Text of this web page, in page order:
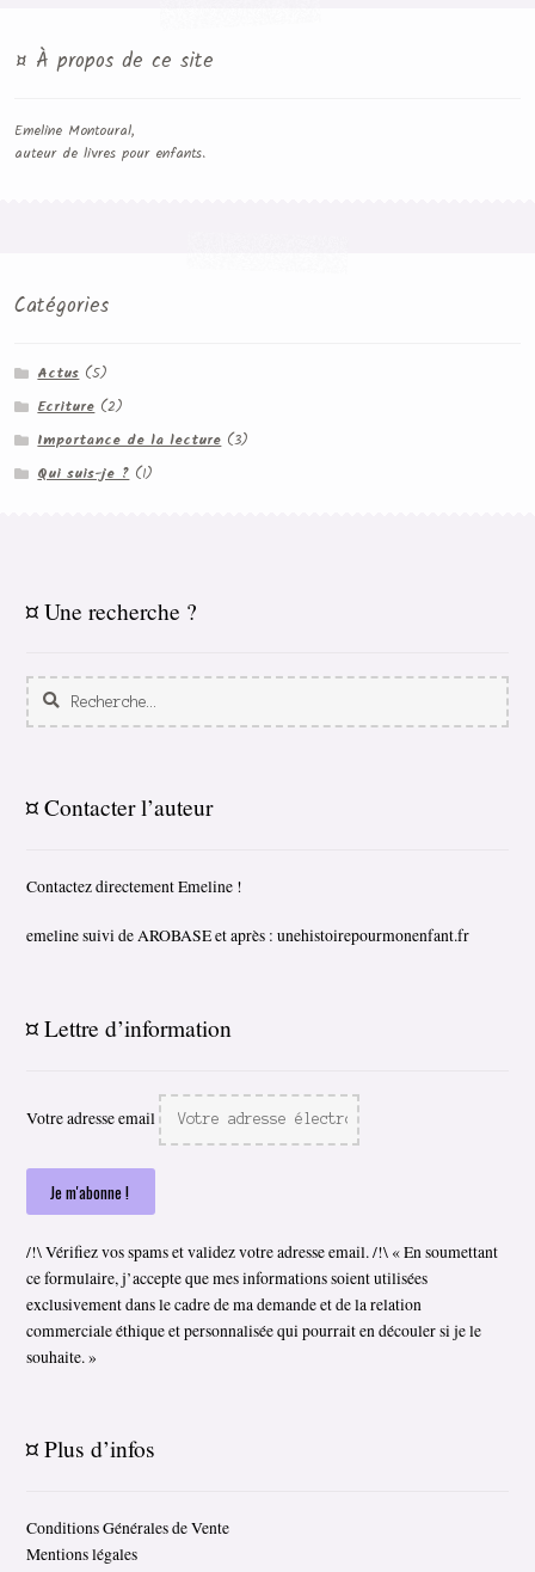
¤ À propos de ce site
Emeline Montoural,
auteur de livres pour enfants.
Catégories
Actus(5)
Ecriture(2)
Importance de la lecture(3)
Qui suis-je ?(1)
¤ Une recherche ?
Rechercher :
¤ Contacter l’auteur
Contactez directement Emeline !
emeline suivi de AROBASE et après : unehistoirepourmonenfant.fr
¤ Lettre d’information
Votre adresse email
/!\ Vérifiez vos spams et validez votre adresse email. /!\ « En soumettant
ce formulaire, j’accepte que mes informations soient utilisées
exclusivement dans le cadre de ma demande et de la relation
commerciale éthique et personnalisée qui pourrait en découler si je le
souhaite. »
¤ Plus d’infos
Conditions Générales de Vente
Mentions légales